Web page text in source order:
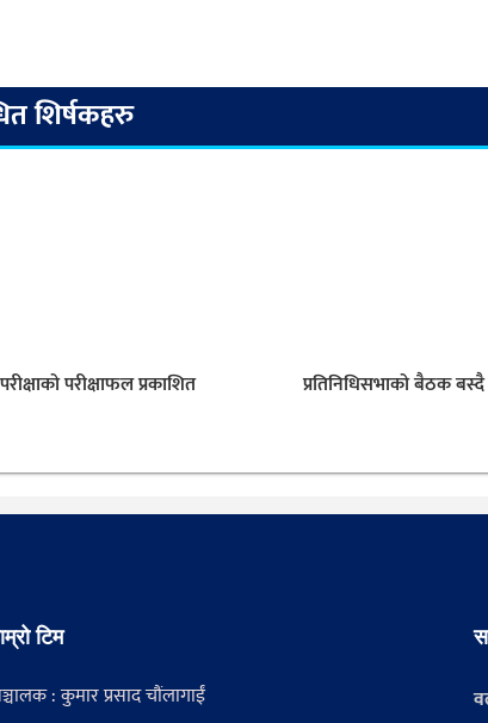
शिर्षकहरु
परीक्षाफल प्रकाशित प्रतिनिधिसभाको बैठक बस्दै
टिम
: कुमार प्रसाद चौंलागाईं